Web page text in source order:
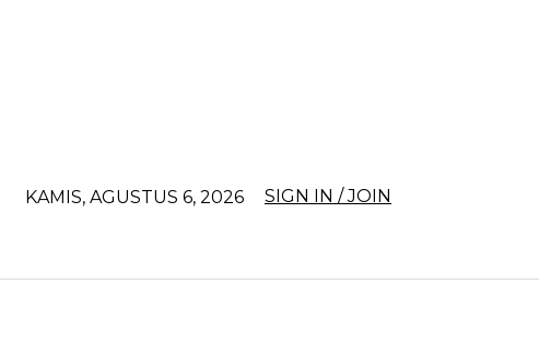
KAMIS, AGUSTUS 6, 2026 SIGN IN / JOIN